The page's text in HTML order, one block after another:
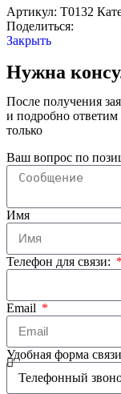
Артикул: Т0132
Поделиться:
Закрыть
Нужна
После получения
и подробно
только
Ваш вопрос по
Имя
Телефон для связи:
Email
Удобная форма